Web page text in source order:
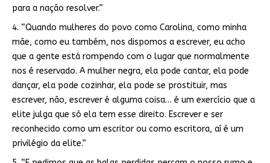
para a nação resolver.”
4. “Quando mulheres do povo como Carolina, como minha
mãe, como eu também, nos dispomos a escrever, eu acho
que a gente está rompendo com o lugar que normalmente
nos é reservado. A mulher negra, ela pode cantar, ela pode
dançar, ela pode cozinhar, ela pode se prostituir, mas
escrever, não, escrever é alguma coisa… é um exercício que a
elite julga que só ela tem esse direito. Escrever e ser
reconhecido como um escritor ou como escritora, aí é um
privilégio da elite.”